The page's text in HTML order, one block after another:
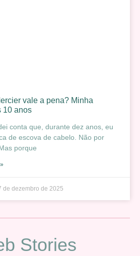
vale a pena? Minha
10 anos
conta que, durante dez anos, eu
de escova de cabelo. Não por
porque
de dezembro de 2025
Stories